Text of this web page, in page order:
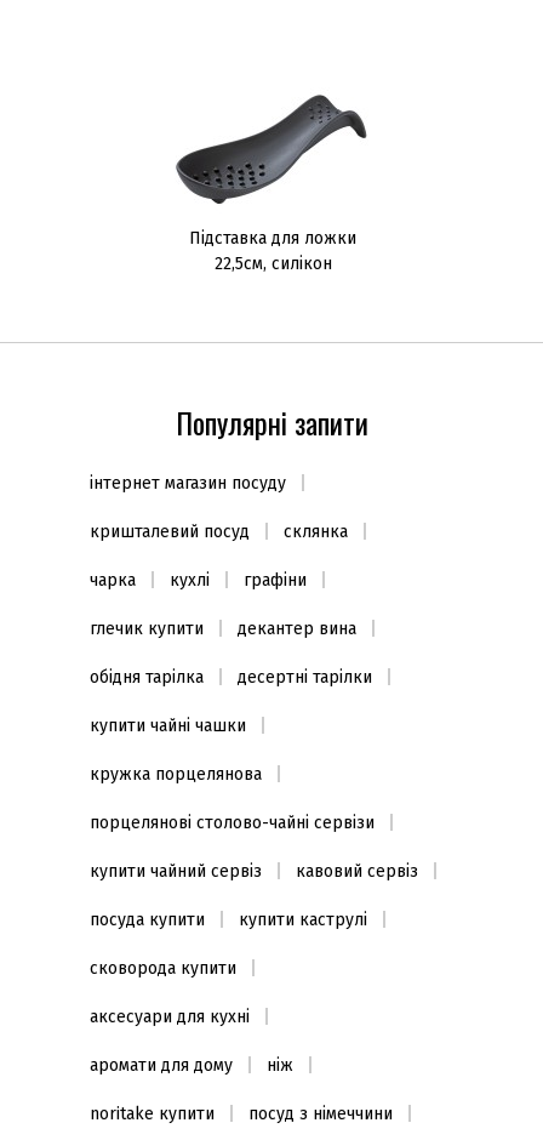
Підставка для ложки
22,5см, силікон
Популярні запити
інтернет магазин посуду
кришталевий посуд склянка
чарка кухлі графіни
глечик купити декантер вина
обідня тарілка десертні тарілки
купити чайні чашки
кружка порцелянова
порцелянові столово-чайні сервізи
купити чайний сервіз кавовий сервіз
посуда купити купити каструлі
сковорода купити
аксесуари для кухні
аромати для дому ніж
noritake купити посуд з німеччини